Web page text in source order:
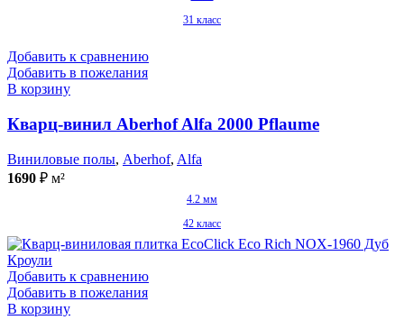
31 класс
Добавить к сравнению
Добавить в пожелания
В корзину
Кварц-винил Aberhof Alfa 2000 Pflaume
Виниловые полы, Aberhof, Alfa
1690 ₽ м²
4.2 мм
42 класс
Добавить к сравнению
Добавить в пожелания
В корзину